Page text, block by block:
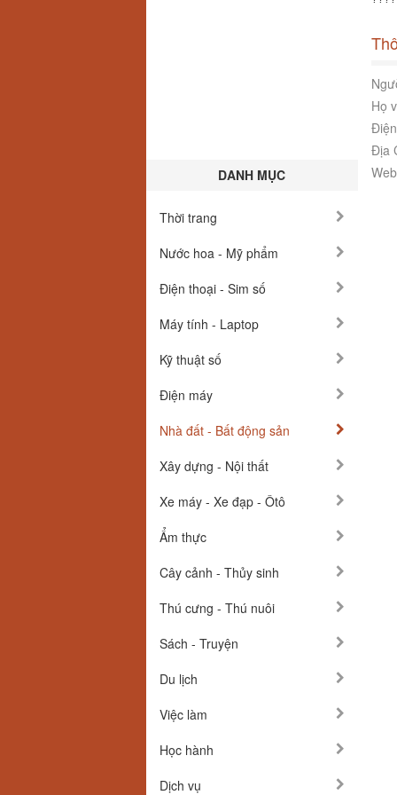
DANH MỤC
Thời trang
Nước hoa - Mỹ phẩm
Điện thoại - Sim số
Máy tính - Laptop
Kỹ thuật số
Điện máy
Nhà đất - Bất động sản
Xây dựng - Nội thất
Xe máy - Xe đạp - Ôtô
Ẩm thực
Cây cảnh - Thủy sinh
Thú cưng - Thú nuôi
Sách - Truyện
Du lịch
Việc làm
Học hành
Dịch vụ
Họ
Địa